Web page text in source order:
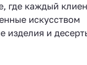
где каждый
искусством
изделия и